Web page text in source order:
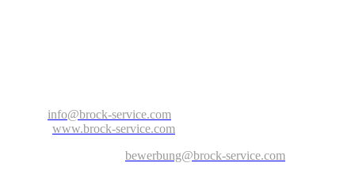
info@brock-service.com
www.brock-service.com
bewerbung@brock-service.com